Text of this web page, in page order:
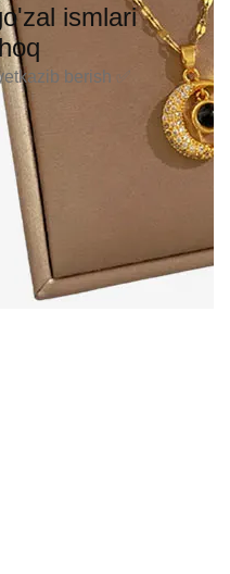
ismlari
berish ✅